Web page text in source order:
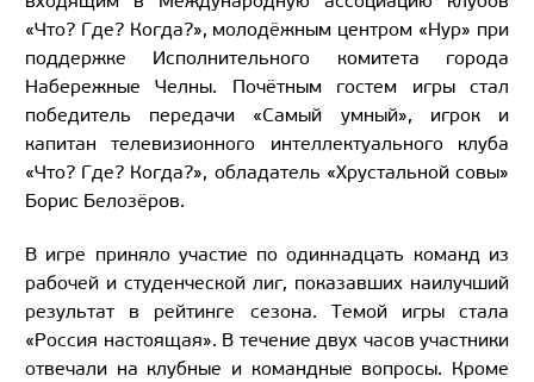
«Что? Где? Когда?», молодёжным центром «Нур» при
поддержке Исполнительного комитета города
Набережные Челны. Почётным гостем игры стал
победитель передачи «Самый умный», игрок и
капитан телевизионного интеллектуального клуба
«Что? Где? Когда?», обладатель «Хрустальной совы»
Борис Белозёров.
В игре приняло участие по одиннадцать команд из
рабочей и студенческой лиг, показавших наилучший
результат в рейтинге сезона. Темой игры стала
«Россия настоящая». В течение двух часов участники
отвечали на клубные и командные вопросы. Кроме